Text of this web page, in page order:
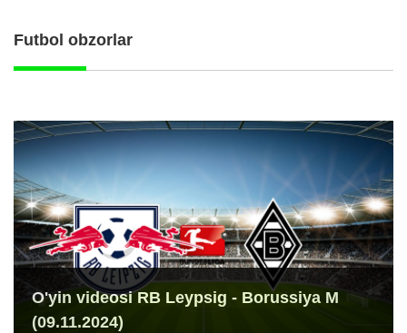
Futbol obzorlar
O'yin videosi RB Leypsig - Borussiya M
(09.11.2024)